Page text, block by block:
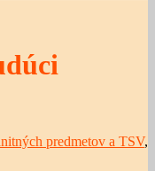
predmetov a TSV,